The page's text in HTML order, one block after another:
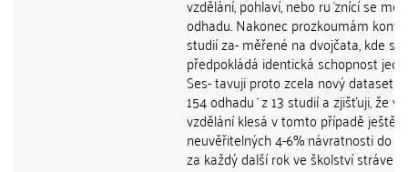
vzdělání, pohlaví, nebo ru ̇znící se
odhadu. Nakonec prozkoumám
studií za- měřené na dvojčata, kde se
předpokládá identická schopnost
Ses- tavuji proto zcela nový dataset
154 odhadu ̇ z 13 studií a zjišťuji, že
vzdělání klesá v tomto případě ještě
neuvěřitelných 4-6% návratnosti do
za každý další rok ve školství